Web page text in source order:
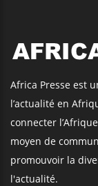
Africa Presse est
l’actualité en
connecter
moyen de
promouvoir la
l'actualité.